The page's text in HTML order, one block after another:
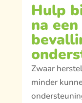
Hulp
na
Zwaar
minder